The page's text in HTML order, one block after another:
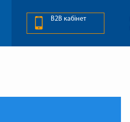
B2B кабінет